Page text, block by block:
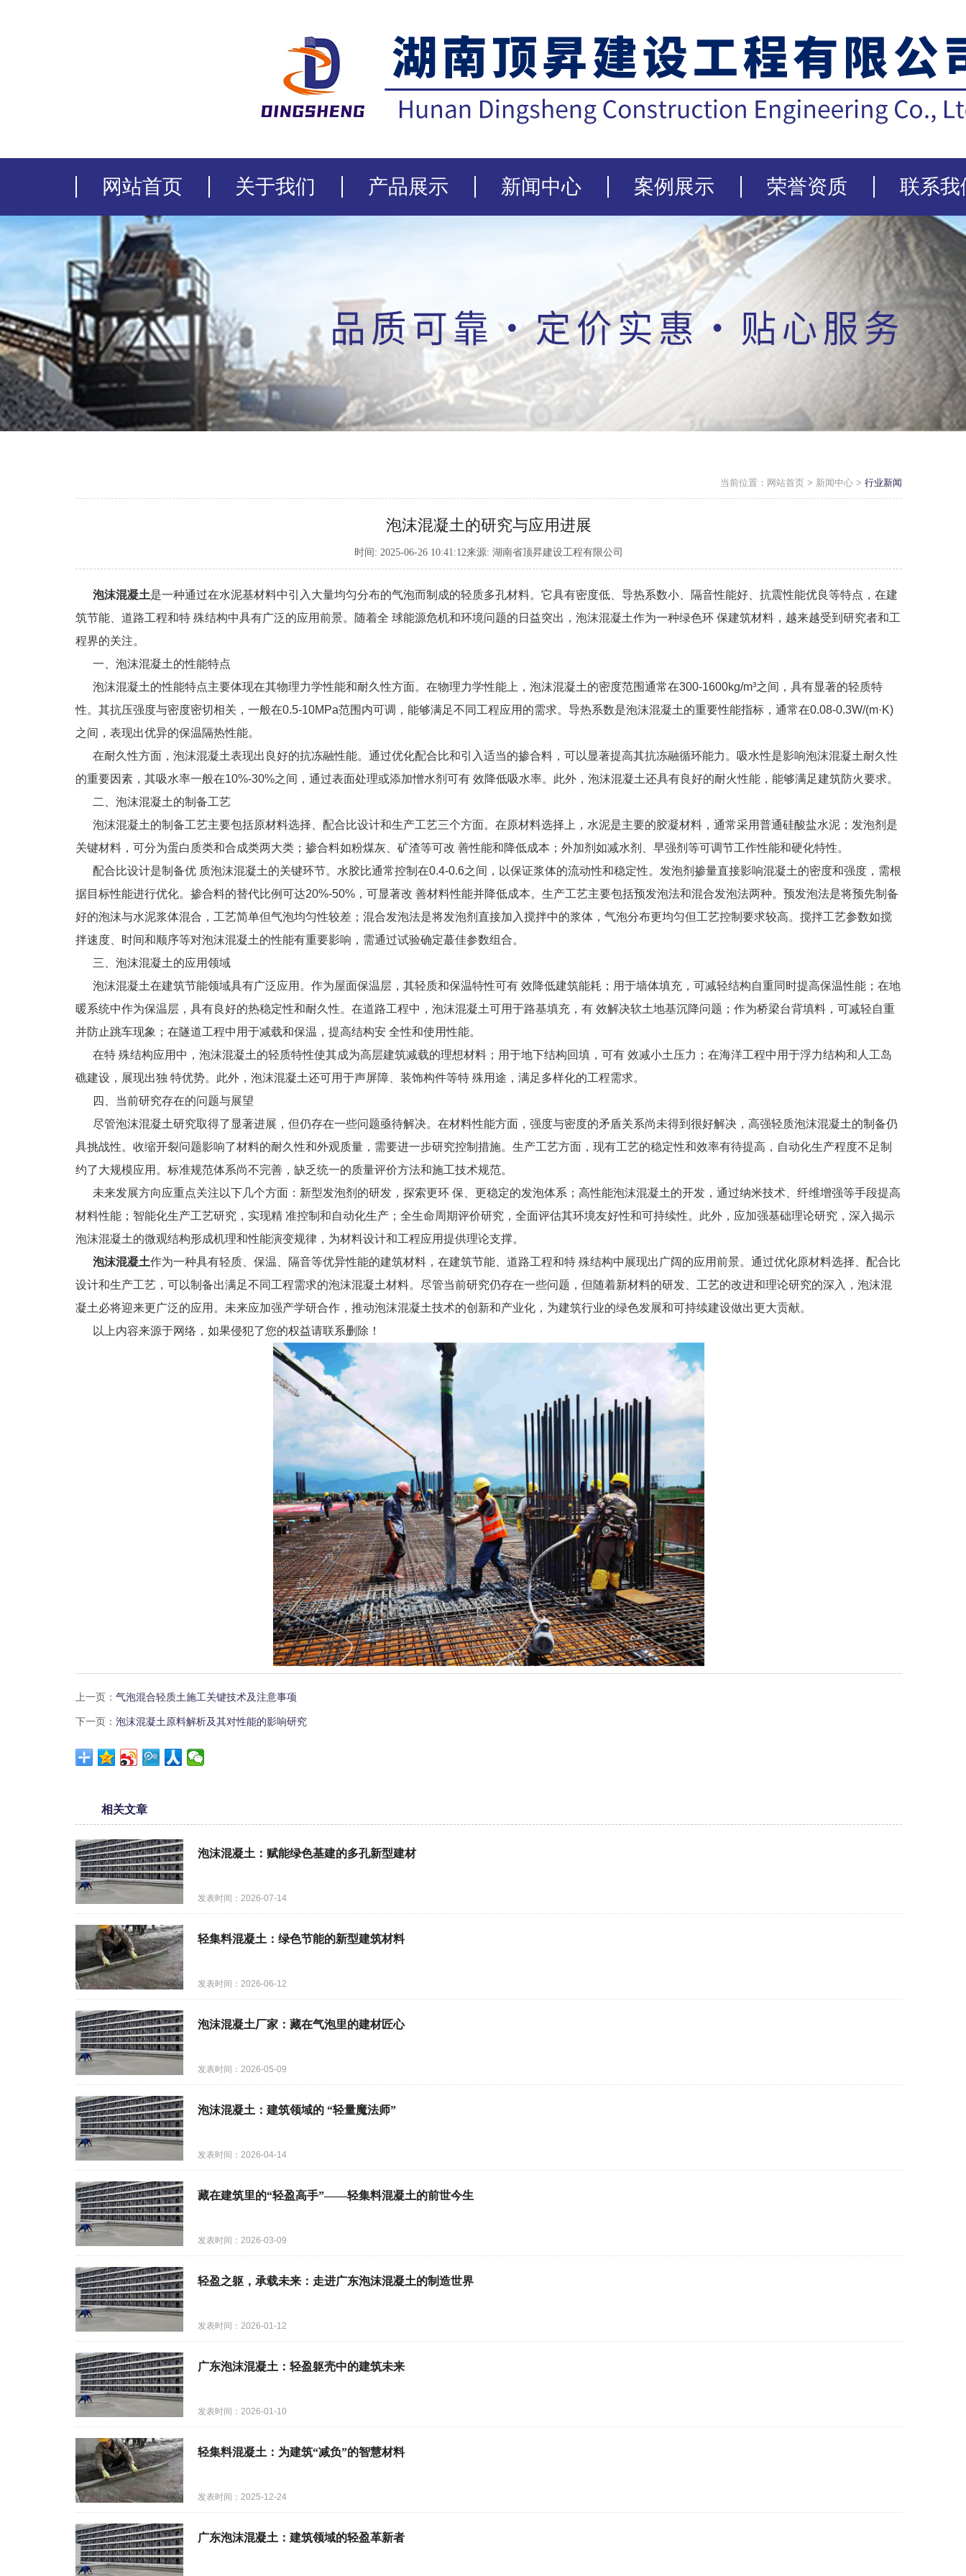
网站首页 关于我们 产品展示
陶粒混凝土
气泡混合轻质土
新闻中心
国内新闻
案例展示 荣誉资质 联系我
关闭
当前位置： 网站首页 > 新闻中心 > 行业新闻
泡沫混凝土的研究与应用进展
时间: 2025-06-26 10:41:12来源: 湖南省顶昇建设工程有限公司
泡沫混凝土是一种通过在水泥基材料中引入大量均匀分布的气泡而制成的轻质多孔材料。它具有密度低、导热系数小、隔音性能好、抗震性能优良等特点，在建
筑节能、道路工程和特 殊结构中具有广泛的应用前景。随着全 球能源危机和环境问题的日益突出， 泡沫混凝土作为一种绿色环 保建筑材料，越来越受到研究者和工
程界的关注。
一、泡沫混凝土的性能特点
泡沫混凝土的性能特点主要体现在其物理力学性能和耐久性方面。在物理力学性能上，泡沫混凝土的密度范围通常在300-1600kg/m³之间，具有显著的轻质特
性。其抗压强度与密度密切相关，一般在0.5-10MPa范围内可调，能够满足不同工程应用的需求。导热系数是泡沫混凝土的重要性能指标，通常在0.08-0.3W/(m·K)
之间，表现出优异的保温隔热性能。
在耐久性方面，泡沫混凝土表现出良好的抗冻融性能。通过优化配合比和引入适当的掺合料，可以显著提高其抗冻融循环能力。吸水性是影响泡沫混凝土耐久性
的重要因素，其吸水率一般在10%-30%之间，通过表面处理或添加憎水剂可有 效降低吸水率。此外，泡沫混凝土还具有良好的耐火性能，能够满足建筑防火要求。
二、泡沫混凝土的制备工艺
泡沫混凝土的制备工艺主要包括原材料选择、配合比设计和生产工艺三个方面。在原材料选择上，水泥是主要的胶凝材料，通常采用普通硅酸盐水泥；发泡剂是
关键材料，可分为蛋白质类和合成类两大类；掺合料如粉煤灰、矿渣等可改 善性能和降低成本；外加剂如减水剂、早强剂等可调节工作性能和硬化特性。
配合比设计是制备优 质泡沫混凝土的关键环节。水胶比通常控制在0.4-0.6之间，以保证浆体的流动性和稳定性。发泡剂掺量直接影响混凝土的密度和强度，需根
据目标性能进行优化。掺合料的替代比例可达20%-50%，可显著改 善材料性能并降低成本。生产工艺主要包括预发泡法和混合发泡法两种。预发泡法是将预先制备
好的泡沫与水泥浆体混合，工艺简单但气泡均匀性较差；混合发泡法是将发泡剂直接加入搅拌中的浆体，气泡分布更均匀但工艺控制要求较高。搅拌工艺参数如搅
拌速度、时间和顺序等对泡沫混凝土的性能有重要影响，需通过试验确定蕞佳参数组合。
三、泡沫混凝土的应用领域
泡沫混凝土在建筑节能领域具有广泛应用。作为屋面保温层，其轻质和保温特性可有 效降低建筑能耗；用于墙体填充，可减轻结构自重同时提高保温性能；在地
暖系统中作为保温层，具有良好的热稳定性和耐久性。在道路工程中，泡沫混凝土可用于路基填充，有 效解决软土地基沉降问题；作为桥梁台背填料，可减轻自重
并防止跳车现象；在隧道工程中用于减载和保温，提高结构安 全性和使用性能。
在特 殊结构应用中，泡沫混凝土的轻质特性使其成为高层建筑减载的理想材料；用于地下结构回填，可有 效减小土压力；在海洋工程中用于浮力结构和人工岛
礁建设，展现出独 特优势。此外，泡沫混凝土还可用于声屏障、装饰构件等特 殊用途，满足多样化的工程需求。
四、当前研究存在的问题与展望
尽管泡沫混凝土研究取得了显著进展，但仍存在一些问题亟待解决。在材料性能方面，强度与密度的矛盾关系尚未得到很好解决，高强轻质泡沫混凝土的制备仍
具挑战性。收缩开裂问题影响了材料的耐久性和外观质量，需要进一步研究控制措施。生产工艺方面，现有工艺的稳定性和效率有待提高，自动化生产程度不足制
约了大规模应用。标准规范体系尚不完善，缺乏统一的质量评价方法和施工技术规范。
未来发展方向应重点关注以下几个方面：新型发泡剂的研发，探索更环 保、更稳定的发泡体系；高性能泡沫混凝土的开发，通过纳米技术、纤维增强等手段提高
材料性能；智能化生产工艺研究，实现精 准控制和自动化生产；全生命周期评价研究，全面评估其环境友好性和可持续性。此外，应加强基础理论研究，深入揭示
泡沫混凝土的微观结构形成机理和性能演变规律，为材料设计和工程应用提供理论支撑。
泡沫混凝土作为一种具有轻质、保温、隔音等优异性能的建筑材料，在建筑节能、道路工程和特 殊结构中展现出广阔的应用前景。通过优化原材料选择、配合比
设计和生产工艺，可以制备出满足不同工程需求的泡沫混凝土材料。尽管当前研究仍存在一些问题，但随着新材料的研发、工艺的改进和理论研究的深入，泡沫混
凝土必将迎来更广泛的应用。未来应加强产学研合作，推动泡沫混凝土技术的创新和产业化，为建筑行业的绿色发展和可持续建设做出更大贡献。
以上内容来源于网络，如果侵犯了您的权益请联系删除！
上一页： 气泡混合轻质土施工关键技术及注意事项
下一页： 泡沫混凝土原料解析及其对性能的影响研究
相关文章
泡沫混凝土：赋能绿色基建的多孔新型建材
发表时间：2026-07-14
轻集料混凝土：绿色节能的新型建筑材料
发表时间：2026-06-12
泡沫混凝土厂家：藏在气泡里的建材匠心
发表时间：2026-05-09
泡沫混凝土：建筑领域的 “轻量魔法师”
发表时间：2026-04-14
藏在建筑里的“轻盈高手”——轻集料混凝土的前世今生
发表时间：2026-03-09
轻盈之躯，承载未来：走进广东泡沫混凝土的制造世界
发表时间：2026-01-12
广东泡沫混凝土：轻盈躯壳中的建筑未来
发表时间：2026-01-10
轻集料混凝土：为建筑“减负”的智慧材料
发表时间：2025-12-24
广东泡沫混凝土：建筑领域的轻盈革新者